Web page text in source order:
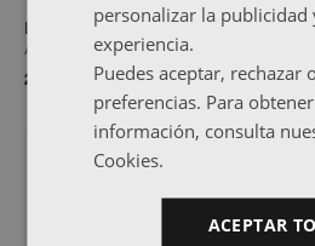
Armario alacena 78x226
285,99 €
personalizar la
experiencia.
Puedes aceptar, rechazar
preferencias. Para
información, consulta
Cookies.
ACEPTAR